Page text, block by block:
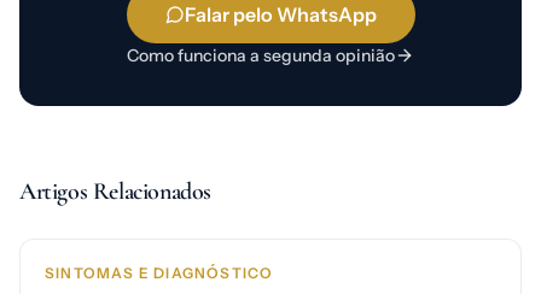
Falar pelo WhatsApp
Como funciona a segunda opinião
Artigos Relacionados
SINTOMAS E DIAGNÓSTICO